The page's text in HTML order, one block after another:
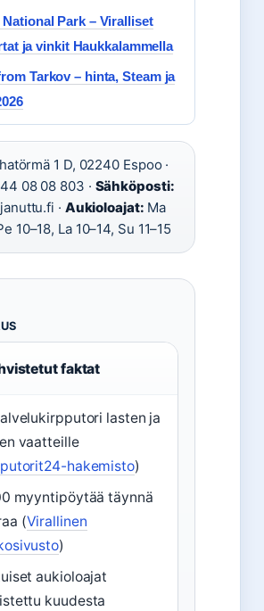
Park – Viralliset
ja vinkit Haukkalammella
Tarkov – hinta, Steam ja
1 D, 02240 Espoo ·
08 08 803 · Sähköposti:
· Aukioloajat: Ma
10–18, La 10–14, Su 11–15
faktat
lasten ja
vaatteille
hakemisto)
myyntipöytää täynnä
(Virallinen
)
aukioloajat
kuudesta